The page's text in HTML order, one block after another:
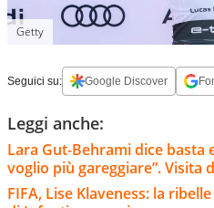
Getty
Seguici su: Google Discover
Leggi anche:
Lara Gut-Behrami dice basta
voglio più gareggiare”. Visita
FIFA, Lise Klaveness: la